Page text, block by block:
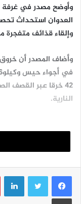
وأوضح مصدر في غرفة
العدوان استحداث
وإلقاء قذائف
وأضاف المصدر أن
النارية.
طباعة